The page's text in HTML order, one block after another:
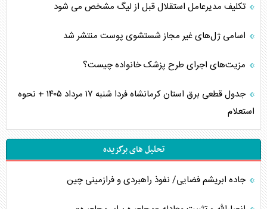
تکلیف مدیرعامل استقلال قبل از لیگ مشخص می شود
اسامی ژل‌های غیر مجاز شستشوی پوست منتشر شد
مزیت‌های اجرای طرح پزشک خانواده چیست؟
جدول قطعی برق استان کرمانشاه فردا شنبه ۱۷ مرداد ۱۴۰۵ + نحوه
استعلام
تحلیل های برگزیده
جاده ابریشم فضایی/ نفوذ راهبردی و فرازمینی چین